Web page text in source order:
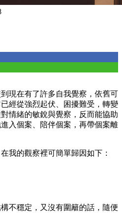
現在有了許多自我覺察，依舊可
經從強烈起伏、困擾難受，轉變
情緒的敏銳與覺察，反而能協助
入個案、陪伴個案，再帶個案離
我的觀察裡可簡單歸因如下：
不穩定，又沒有圍籬的話，隨便